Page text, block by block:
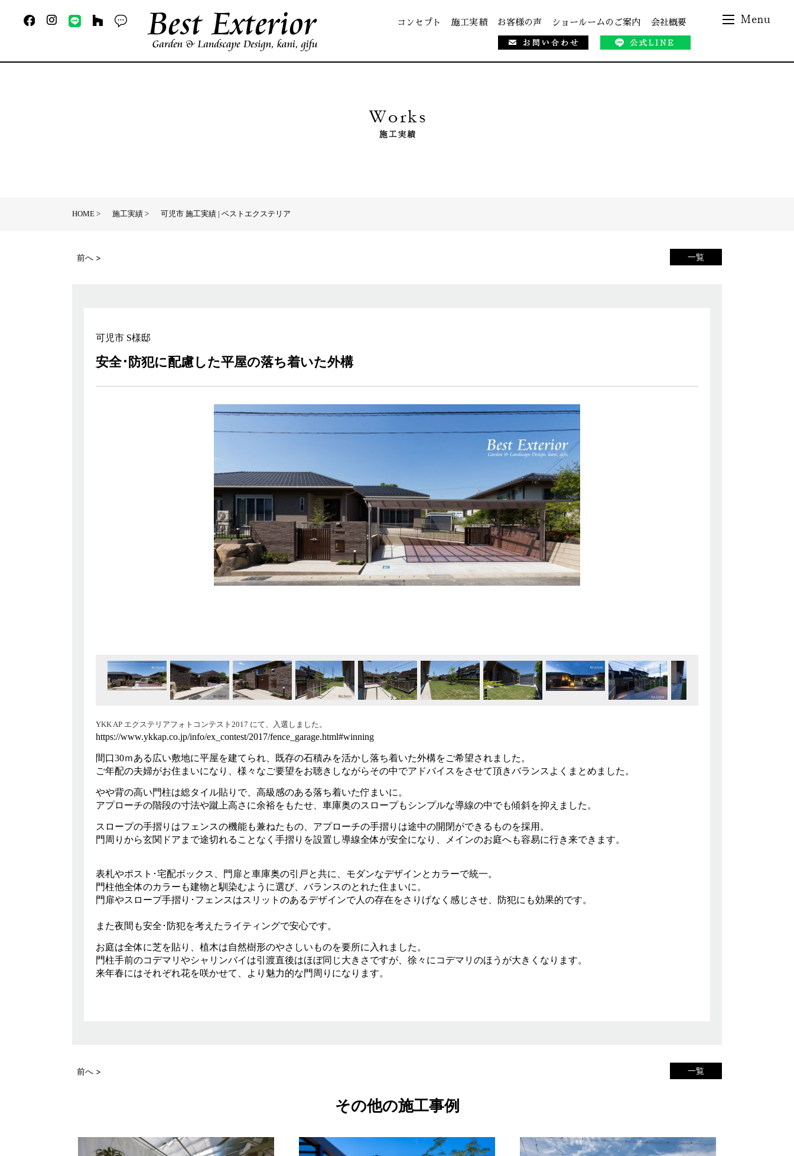
コンセプト 施工実績 お客様の声 ショールームのご案内 会社概要
HOME 施工実績 可児市 施工実績 | ベストエクステリア
一覧
前へ >
可児市 S様邸
安全･防犯に配慮した平屋の落ち着いた外構
YKK AP エクステリアフォトコンテスト2017 にて、入選しました。
https://www.ykkap.co.jp/info/ex_contest/2017/fence_garage.html#winning
間口30ｍある広い敷地に平屋を建てられ、既存の石積みを活かし落ち着いた外構をご希望されました。
ご年配の夫婦がお住まいになり、様々なご要望をお聴きしながらその中でアドバイスをさせて頂きバランスよくまとめました。
やや背の高い門柱は総タイル貼りで、高級感のある落ち着いた佇まいに。
アプローチの階段の寸法や蹴上高さに余裕をもたせ、車庫奥のスロープもシンプルな導線の中でも傾斜を抑えました。
スロープの手摺りはフェンスの機能も兼ねたもの、アプローチの手摺りは途中の開閉ができるものを採用。
門周りから玄関ドアまで途切れることなく手摺りを設置し導線全体が安全になり、メインのお庭へも容易に行き来できます。
表札やポスト･宅配ボックス、門扉と車庫奥の引戸と共に、モダンなデザインとカラーで統一。
門柱他全体のカラーも建物と馴染むように選び、バランスのとれた住まいに。
門扉やスロープ手摺り･フェンスはスリットのあるデザインで人の存在をさりげなく感じさせ、防犯にも効果的です。
また夜間も安全･防犯を考えたライティングで安心です。
お庭は全体に芝を貼り、植木は自然樹形のやさしいものを要所に入れました。
門柱手前のコデマリやシャリンバイは引渡直後はほぼ同じ大きさですが、徐々にコデマリのほうが大きくなります。
来年春にはそれぞれ花を咲かせて、より魅力的な門周りになります。
一覧
前へ >
その他の施工事例